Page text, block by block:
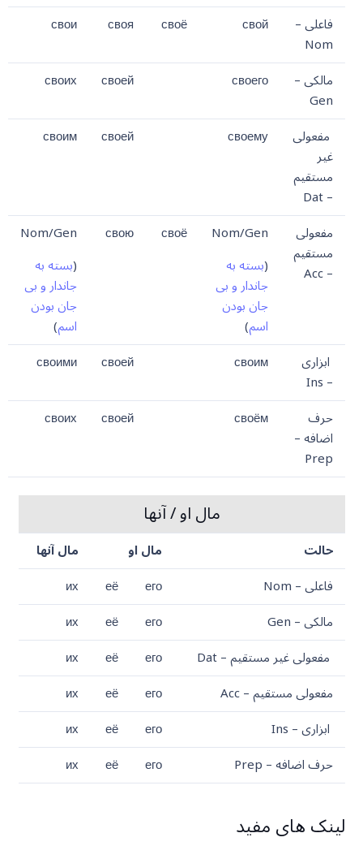
فاعلی –
Nom
свой
своё
своя
свои
مالکی –
Gen
своего
своей
своих
مفعولی
غیر
مستقیم
– Dat
своему
своей
своим
مفعولی
مستقیم
– Acc
Nom/Gen
(بسته به
جاندار و بی
جان بودن
اسم)
своё
свою
Nom/Gen
(بسته به
جاندار و بی
جان بودن
اسم)
ابزاری
– Ins
своим
своей
своими
حرف
اضافه –
Prep
своём
своей
своих
مال او / آنها
حالت مال او
مال آنها
فاعلی – Nom
его
её
их
مالکی – Gen
его
её
их
مفعولی غیر مستقیم – Dat
его
её
их
مفعولی مستقیم – Acc
его
её
их
ابزاری – Ins
его
её
их
حرف اضافه – Prep
его
её
их
لینک های مفید